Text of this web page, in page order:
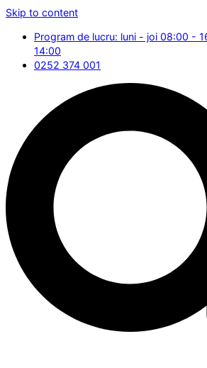
Skip to content
Program de lucru: luni - joi 08:00 -
14:00
0252 374 001